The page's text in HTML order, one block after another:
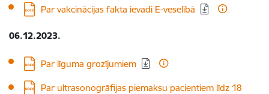
Lejupielādēt:
Par vakcinācijas fakta ievadi E-veselībā
06.12.2023.
Lejupielādēt:
Par līguma grozījumiem
Lejupielādēt:
Par ultrasonogrāfijas piemaksu pacientiem līdz 18